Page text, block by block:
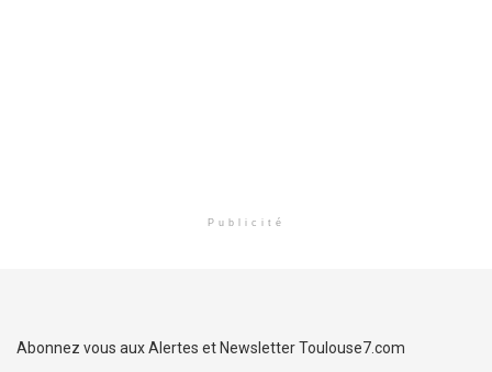
Publicité
Abonnez vous aux Alertes et Newsletter Toulouse7.com